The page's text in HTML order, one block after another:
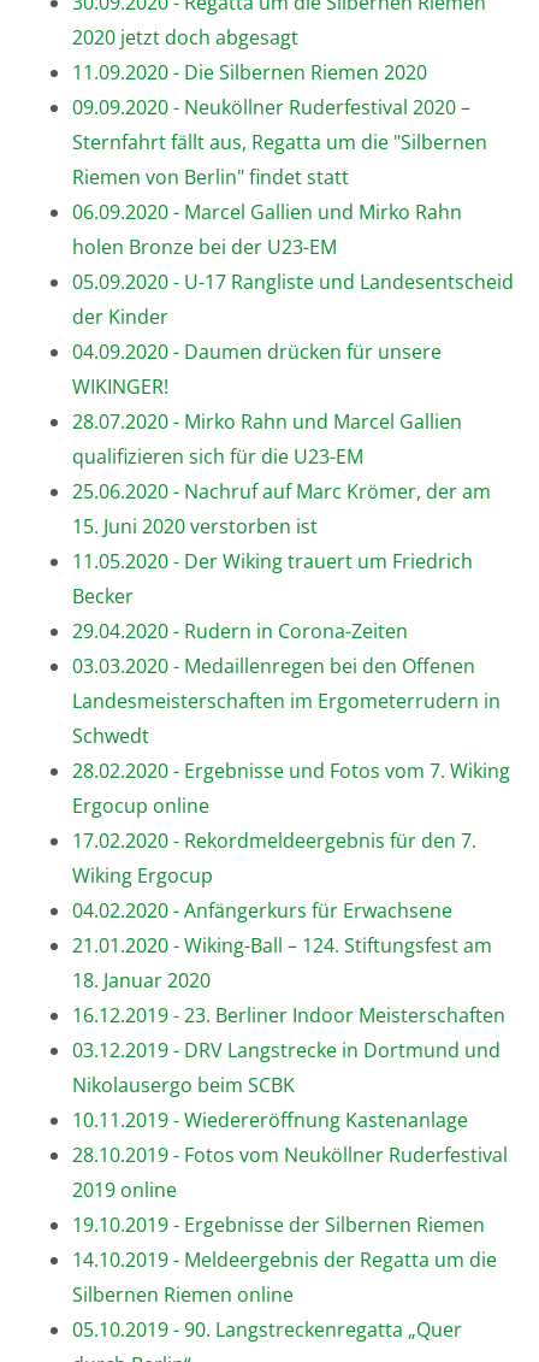
2020 jetzt doch abgesagt
11.09.2020 - Die Silbernen Riemen 2020
09.09.2020 - Neuköllner Ruderfestival 2020 –
Sternfahrt fällt aus, Regatta um die "Silbernen
Riemen von Berlin" findet statt
06.09.2020 - Marcel Gallien und Mirko Rahn
holen Bronze bei der U23-EM
05.09.2020 - U-17 Rangliste und Landesentscheid
der Kinder
04.09.2020 - Daumen drücken für unsere
WIKINGER!
28.07.2020 - Mirko Rahn und Marcel Gallien
qualifizieren sich für die U23-EM
25.06.2020 - Nachruf auf Marc Krömer, der am
15. Juni 2020 verstorben ist
11.05.2020 - Der Wiking trauert um Friedrich
Becker
29.04.2020 - Rudern in Corona-Zeiten
03.03.2020 - Medaillenregen bei den Offenen
Landesmeisterschaften im Ergometerrudern in
Schwedt
28.02.2020 - Ergebnisse und Fotos vom 7. Wiking
Ergocup online
17.02.2020 - Rekordmeldeergebnis für den 7.
Wiking Ergocup
04.02.2020 - Anfängerkurs für Erwachsene
21.01.2020 - Wiking-Ball – 124. Stiftungsfest am
18. Januar 2020
16.12.2019 - 23. Berliner Indoor Meisterschaften
03.12.2019 - DRV Langstrecke in Dortmund und
Nikolausergo beim SCBK
10.11.2019 - Wiedereröffnung Kastenanlage
28.10.2019 - Fotos vom Neuköllner Ruderfestival
2019 online
19.10.2019 - Ergebnisse der Silbernen Riemen
14.10.2019 - Meldeergebnis der Regatta um die
Silbernen Riemen online
05.10.2019 - 90. Langstreckenregatta „Quer